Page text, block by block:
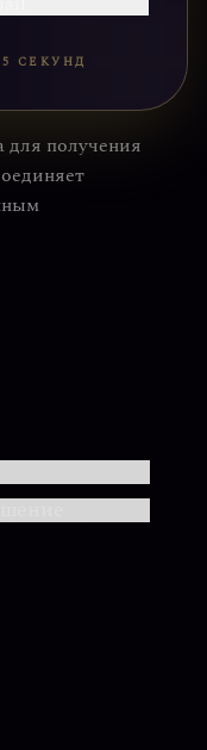
СЕКУНД
для получения